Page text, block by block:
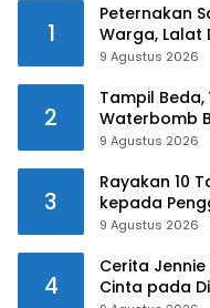
1
Peternakan
Warga, Lalat
9 Agustus 2026
2
Tampil Beda,
Waterbomb
9 Agustus 2026
3
Rayakan 10
kepada
9 Agustus 2026
4
Cerita Jennie
Cinta pada